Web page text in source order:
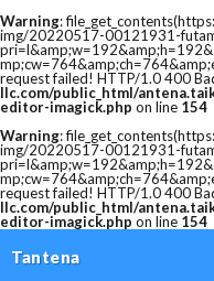
Warning:
img/20220517-00121931-
request failed! HTTP/1.0 400
llc.com/public_html/
editor-imagick.php on line 154
Warning:
img/20220517-00121931-
request failed! HTTP/1.0 400
llc.com/public_html/
editor-imagick.php on line 154
Tantena